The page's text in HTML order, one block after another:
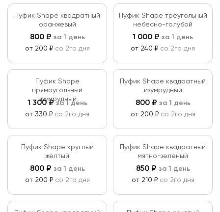
Пуфик Shape квадратный
оранжевый
800₽ за 1 день
от 200 ₽ со 2го дня
Пуфик Shape треугольный
небесно-голубой
1 000 ₽ за 1 день
от 240 ₽ со 2го дня
Пуфик Shape
прямоугольный
изумрудный
1 300₽за 1 день
от 330 ₽ со 2го дня
Пуфик Shape квадратный
изумрудный
800₽ за 1 день
от 200 ₽ со 2го дня
Пуфик Shape круглый
жёлтый
800₽ за 1 день
от 200 ₽ со 2го дня
Пуфик Shape квадратный
мятно-зелёный
850₽ за 1 день
от 210 ₽ со 2го дня